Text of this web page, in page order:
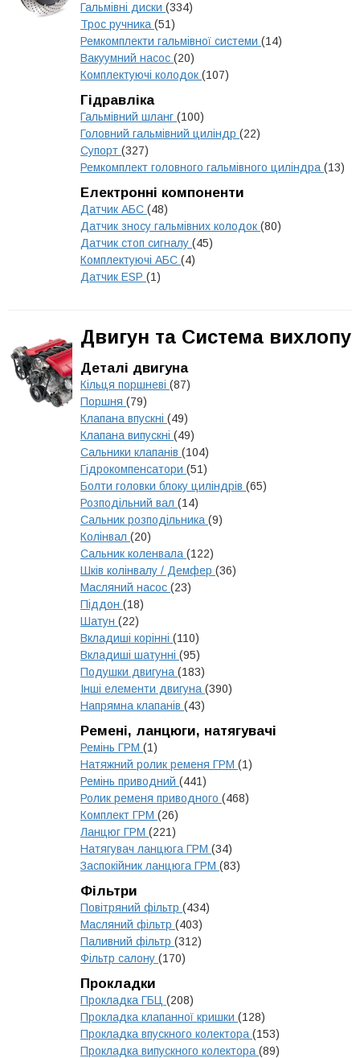
Гальмівні диски (334)
Трос ручника (51)
Ремкомплекти гальмівної системи (14)
Вакуумний насос (20)
Комплектуючі колодок (107)
Гідравліка
Гальмівний шланг (100)
Головний гальмівний циліндр (22)
Супорт (327)
Ремкомплект головного гальмівного циліндра (13)
Електронні компоненти
Датчик АБС (48)
Датчик зносу гальмівних колодок (80)
Датчик стоп сигналу (45)
Комплектуючі АБС (4)
Датчик ESP (1)
Двигун та Система вихлопу
Деталі двигуна
Кільця поршневі (87)
Поршня (79)
Клапана впускні (49)
Клапана випускні (49)
Сальники клапанів (104)
Гідрокомпенсатори (51)
Болти головки блоку циліндрів (65)
Розподільний вал (14)
Сальник розподільника (9)
Колінвал (20)
Сальник коленвала (122)
Шків колінвалу / Демфер (36)
Масляний насос (23)
Піддон (18)
Шатун (22)
Вкладиші корінні (110)
Вкладиші шатунні (95)
Подушки двигуна (183)
Інші елементи двигуна (390)
Напрямна клапанів (43)
Ремені, ланцюги, натягувачі
Ремінь ГРМ (1)
Натяжний ролик ременя ГРМ (1)
Ремінь приводний (441)
Ролик ременя приводного (468)
Комплект ГРМ (26)
Ланцюг ГРМ (221)
Натягувач ланцюга ГРМ (34)
Заспокійник ланцюга ГРМ (83)
Фільтри
Повітряний фільтр (434)
Масляний фільтр (403)
Паливний фільтр (312)
Фільтр салону (170)
Прокладки
Прокладка ГБЦ (208)
Прокладка клапанної кришки (128)
Прокладка впускного колектора (153)
Прокладка випускного колектора (89)